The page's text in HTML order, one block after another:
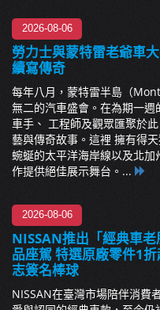
2026-08-06
勞力士與蒙特雷老爺車
續寫傳奇
每年八月，蒙特雷半島（
無二的汽車盛會。在為期一週
車手、 工程師及觀眾匯聚於
藝與傳奇故事。這裡 擁有得
蜿蜒的太平洋海岸線以及北
作提供絕佳展示舞台。...
2026-08-06
NISSAN推出「經典車
品座駕 特選原廠零件1
志簽名棒球
NISSAN在臺灣市場陪伴消費